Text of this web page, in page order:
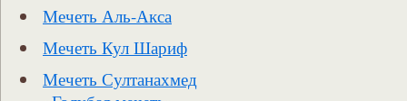
Мечеть Аль-Акса
Мечеть Кул Шариф
Мечеть Султанахмед